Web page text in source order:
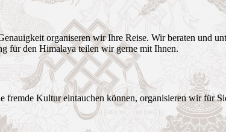
organiseren wir Ihre Reise. Wir beraten und
für den Himalaya teilen wir gerne mit Ihnen.
fremde Kultur eintauchen können, organisieren wir für